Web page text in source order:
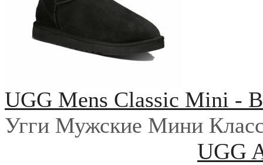
UGG Mens Classic Mini -
Угги Мужские Мини
UGG